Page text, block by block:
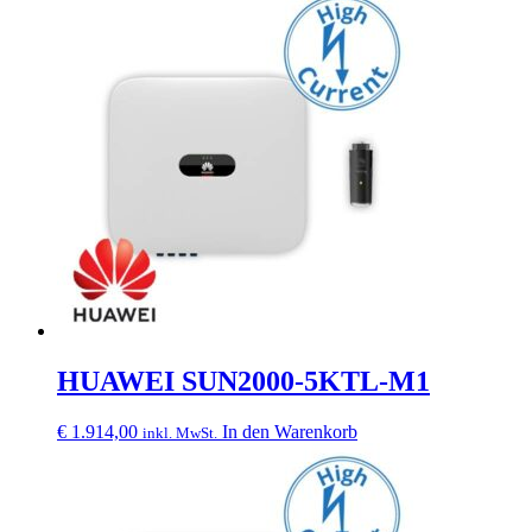
HUAWEI SUN2000-5KTL-M1
€ 1.914,00 inkl. MwSt. In den Warenkorb